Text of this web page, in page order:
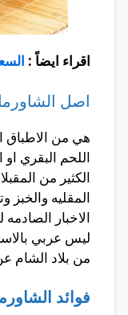
اقراء ايضاً :
اصل
هي من الاطباق
اللحم البقري
الكثير من
المقليه والخبز
الاخبار
ليس عربي
من بلاد الشام
فوائد